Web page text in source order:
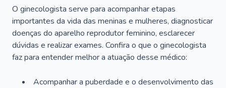
O ginecologista serve para acompanhar etapas
importantes da vida das meninas e mulheres, diagnosticar
doenças do aparelho reprodutor feminino, esclarecer
dúvidas e realizar exames. Confira o que o ginecologista
faz para entender melhor a atuação desse médico:
Acompanhar a puberdade e o desenvolvimento das